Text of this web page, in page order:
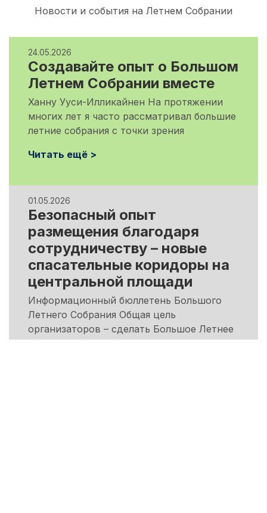
Новости и события на Летнем Собрании
24.05.2026
Создавайте опыт о Большом
Летнем Собрании вместе
Ханну Ууси-Илликайнен На протяжении
многих лет я часто рассматривал большие
летние собрания с точки зрения
Читать ещё >
01.05.2026
Безопасный опыт
размещения благодаря
сотрудничеству – новые
спасательные коридоры на
центральной площади
Информационный бюллетень Большого
Летнего Собрания Общая цель
организаторов – сделать Большое Летнее
Собрание безопасным мероприятием